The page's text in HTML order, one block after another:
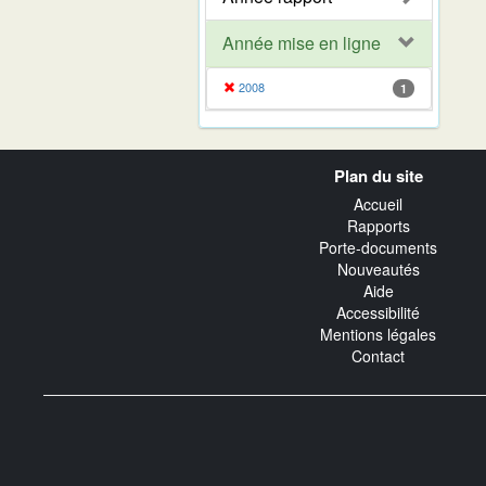
Année mise en ligne
2008 1
Plan du site
Accueil
Rapports
Porte-documents
Nouveautés
Aide
Accessibilité
Mentions légales
Contact